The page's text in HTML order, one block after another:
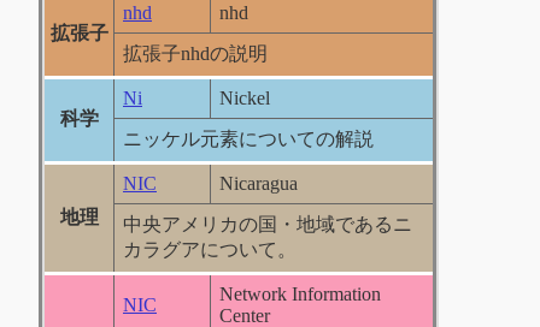
拡張子
nhd
nhd
拡張子nhdの説明
科学
Ni
Nickel
ニッケル元素についての解説
地理
NIC
Nicaragua
中央アメリカの国・地域であるニ
カラグアについて。
NIC
Network Information
Center